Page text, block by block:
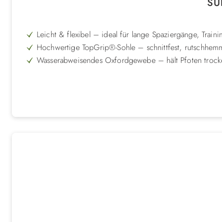
Leicht & flexibel – ideal für lange Spaziergänge,
Hochwertige TopGrip®-Sohle – schnittfest,
Wasserabweisendes Oxfordgewebe – hält Pfoten